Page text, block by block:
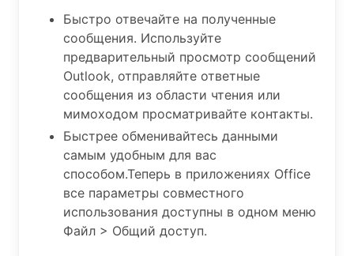
Быстро отвечайте на полученные
сообщения. Используйте
предварительный просмотр сообщений
Outlook, отправляйте ответные
сообщения из области чтения или
мимоходом просматривайте контакты.
Быстрее обменивайтесь данными
самым удобным для вас
способом.Теперь в приложениях Office
все параметры совместного
использования доступны в одном меню
Файл > Общий доступ.